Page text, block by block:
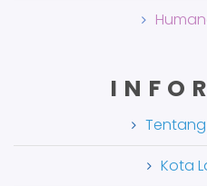
Kota